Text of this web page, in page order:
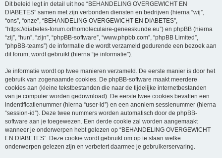
Dit beleid legt in detail uit hoe “BEHANDELING OVERGEWICHT EN
DIABETES” samen met zijn verbonden diensten en bedrijven (hierna “wij”,
“ons”, “onze”, “BEHANDELING OVERGEWICHT EN DIABETES”,
“https://diabetes-forum.orthomoleculaire-geneeskunde.eu”) en phpBB (hierna
“zij”, “hun”, “zijn”, “phpBB-software”, “www.phpbb.com”, “phpBB Limited”,
“phpBB-teams”) de informatie die wordt verzameld gedurende een bezoek aan
dit forum, wordt gebruikt (hierna “je informatie”).
Je informatie wordt op twee manieren verzameld. De eerste manier is door het
gebruik van zogenaamde cookies. De phpBB-software maakt meerdere
cookies aan (kleine tekstbestanden die naar de tijdelijke internetbestanden
van je computer worden gedownload). De eerste twee cookies bevatten een
indentificatienummer (hierna “user-id”) en een anoniem sessienummer (hierna
“session-id”). Deze twee nummers worden automatisch door de phpBB-
software aan je toegewezen. Een derde cookie zal worden aangemaakt
wanneer je onderwerpen hebt gelezen op “BEHANDELING OVERGEWICHT
EN DIABETES”. Deze cookie wordt gebruikt om op te slaan welke
onderwerpen gelezen zijn en verbetert daarmee je gebruikerservaring.